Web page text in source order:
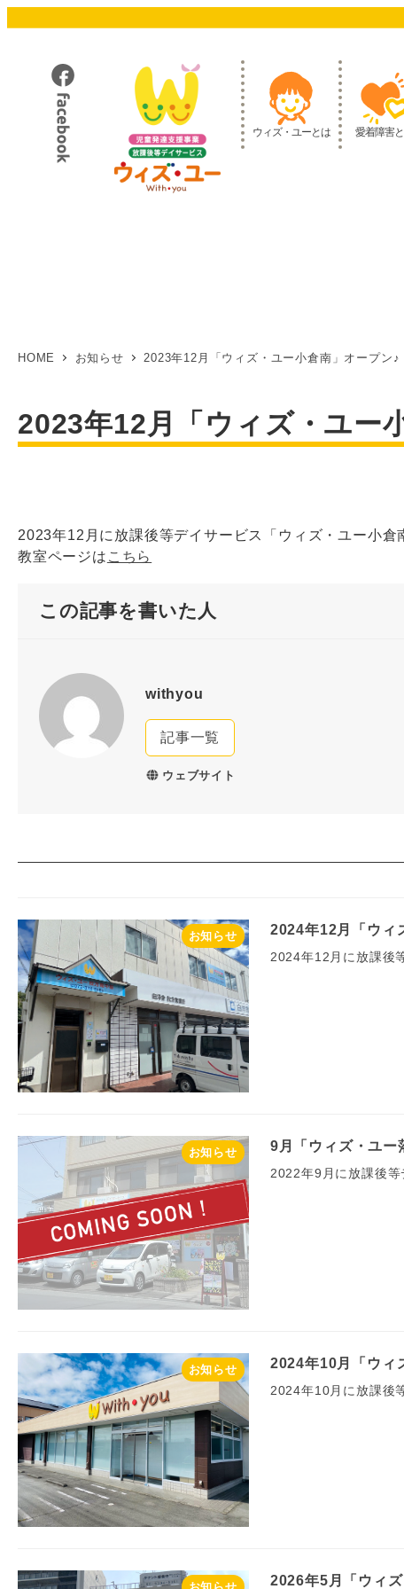
ウィズ・ユーとは 愛着障害
HOME お知らせ 2023年12月「ウィズ・ユー小倉南」オープン♪
2023年12月「ウィズ・ユー
2023年12月に放課後等デイサービス「ウィズ・ユー小倉
教室ページは こちら
この記事を書いた人
withyou
記事一覧
ウェブサイト
お知らせ 2024年12月「ウィ
2024年12月に放課後
お知らせ 9月「ウィズ・ユー
2022年9月に放課後等
お知らせ 2024年10月「ウィ
2024年10月に放課後
2026年5月「ウィ